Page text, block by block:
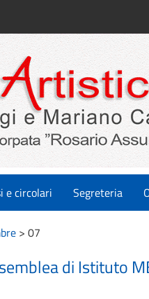
e circolari Segreteria
> 07
di Istituto